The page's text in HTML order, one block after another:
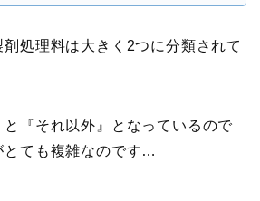
剤処理料は大きく2つに分類されて
『それ以外』となっているので
とても複雑なのです…